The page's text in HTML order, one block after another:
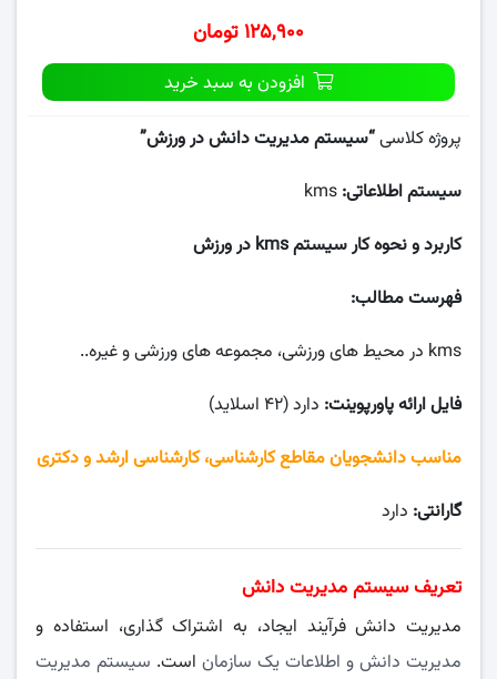
۱۲۵,۹۰۰ تومان
افزودن به سبد خرید
پروژه کلاسی“سیستم مدیریت دانش در ورزش”
سیستم اطلاعاتی:
کاربرد و نحوه کار سیستم kms در ورزش
فهرست مطالب:
kms در محیط های ورزشی، مجموعه های ورزشی و غیره..
فایل ارائه پاورپوینت: دارد (۴۲ اسلاید)
مناسب دانشجویان مقاطع کارشناسی، کارشناسی ارشد و دکتری
گارانتی: دارد
تعریف سیستم مدیریت دانش
مدیریت دانش فرآیند ایجاد، به اشتراک گذاری، استفاده و
مدیریت دانش و اطلاعات یک سازمان است. سیستم مدیریت